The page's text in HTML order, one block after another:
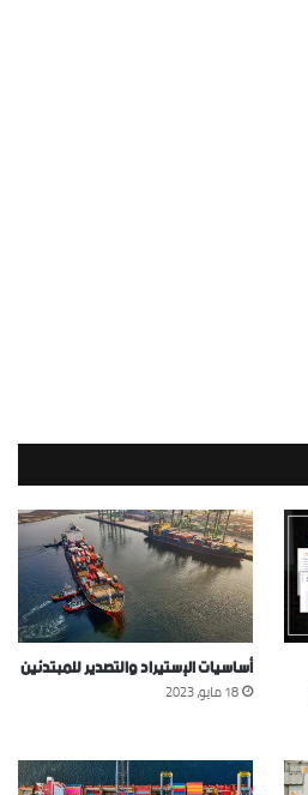
أساسيات الإستيراد والتصدير للمبتدئين
18 مايو، 2023